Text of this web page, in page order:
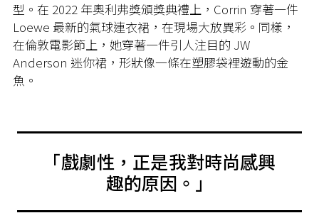
型。在 2022 年奧利弗獎頒獎典禮上，Corrin 穿著一件
Loewe 最新的氣球連衣裙，在現場大放異彩。同樣，
在倫敦電影節上，她穿著一件引人注目的 JW
Anderson 迷你裙，形狀像一條在塑膠袋裡遊動的金
魚。
「戲劇性，正是我對時尚感興
趣的原因。」